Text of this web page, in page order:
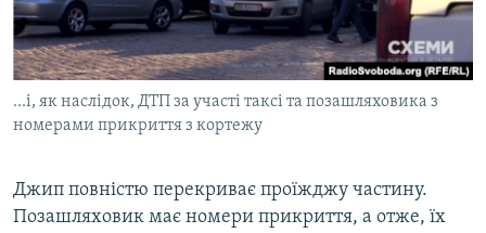
...і, як наслідок, ДТП за участі таксі та позашляховика з
номерами прикриття з кортежу
Джип повністю перекриває проїжджу частину.
Позашляховик має номери прикриття, а отже, їх